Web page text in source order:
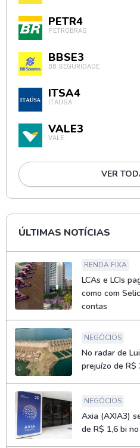
PETR4
PETROBRAS
BBSE3
BB SEGURIDADE
ITSA4
ITAÚSA
VALE3
VALE
VER
ÚLTIMAS NOTÍCIAS
RENDA FIXA
LCAs e LCIs
como com
contas
NEGÓCIOS
No radar de
prejuízo de R$
NEGÓCIOS
Axia (AXIA3)
de R$ 1,6 bi